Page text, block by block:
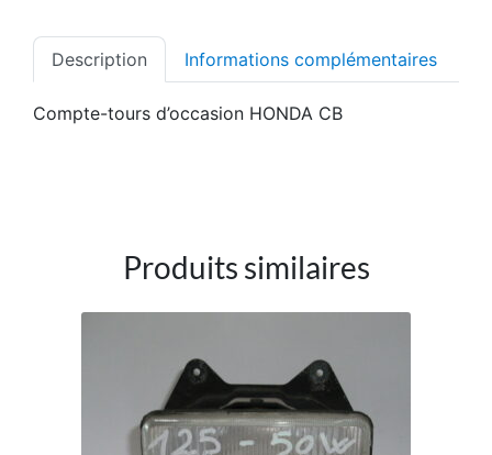
Description Informations complémentaires
Compte-tours d’occasion HONDA CB
Produits similaires